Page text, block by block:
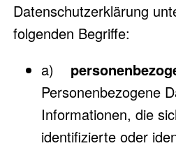
Datenschutzerklärung
folgenden Begriffe:
a)
Personenbezogene
Informationen, die
identifizierte oder